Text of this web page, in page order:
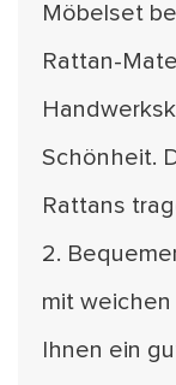
Möbelset
Rattan-
Schönheit.
Rattans
2.
mit
Ihnen ein